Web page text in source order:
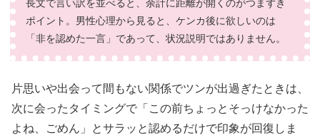
長文で言い訳を並べると、余計に距離が開くのがつまずき
ポイント。男性心理から見ると、ケンカ後に欲しいのは
「非を認めた一言」であって、状況説明ではありません。
片思いや出会って間もない関係でツンが出過ぎたときは、
次に会ったタイミングで「この前ちょっとそっけなかった
よね、ごめん」とサラッと認めるだけで印象が回復しま